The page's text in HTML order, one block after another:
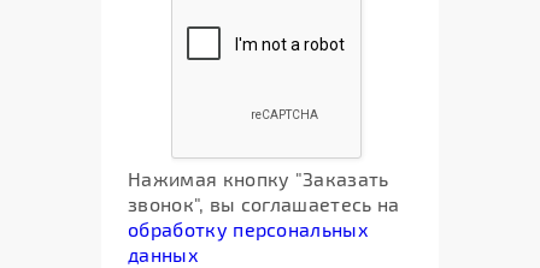
Нажимая кнопку "Заказать
звонок", вы соглашаетесь на
обработку персональных
данных